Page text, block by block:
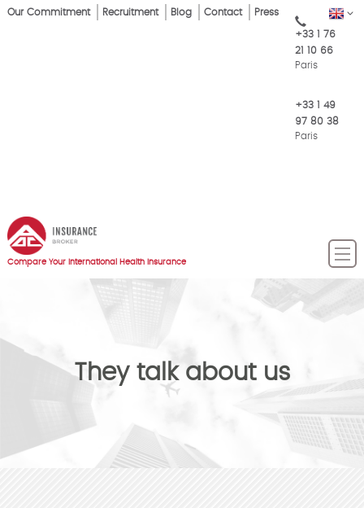
Skip
EN
Top
Our Commitment Recruitment Blog Contact Press
+33 1 76
21 10 66
Paris
+33 1 49
97 80 38
Paris
Compare Your International Health Insurance
They talk about us